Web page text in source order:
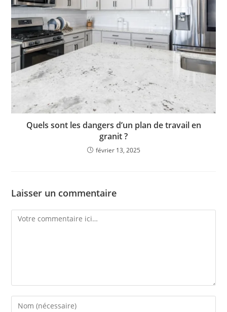
Quels sont les dangers d’un plan de travail en
granit ?
février 13, 2025
Laisser un commentaire